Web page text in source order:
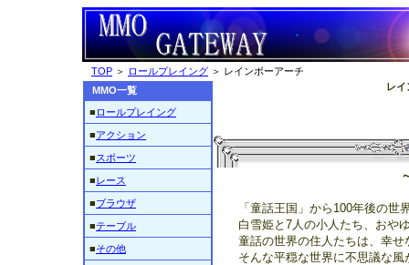
TOP ＞ ロールプレイング ＞ レインボーアーチ
MMO一覧
■ ロールプレイング
■アクション
■スポーツ
■レース
■ブラウザ
■テーブル
■その他
レイ
「童話王国」から100年後の世
白雪姫と7人の小人たち、お
童話の世界の住人たちは、幸
そんな平穏な世界に不思議な